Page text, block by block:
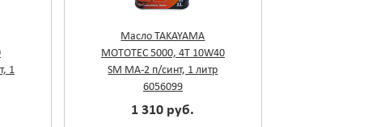
1
Масло TAKAYAMA
MOTOTEC 5000, 4T 10W40
SM MA-2 п/синт, 1 литр
6056099
1 310 руб.